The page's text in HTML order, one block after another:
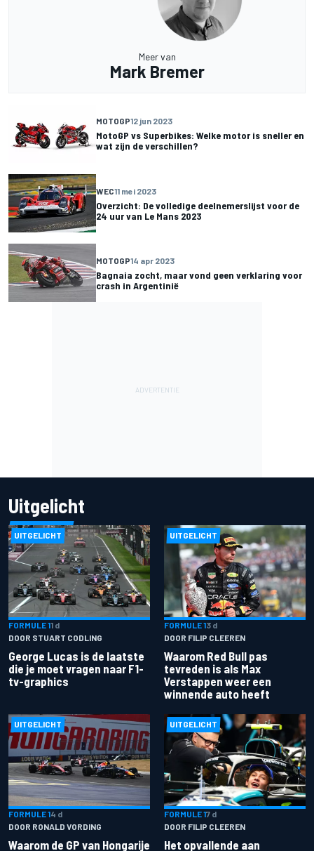
Meer van
Mark Bremer
MOTOGP12 jun 2023
MotoGP vs Superbikes: Welke motor is sneller en
wat zijn de verschillen?
WEC11 mei 2023
Overzicht: De volledige deelnemerslijst voor de
24 uur van Le Mans 2023
MOTOGP14 apr 2023
Bagnaia zocht, maar vond geen verklaring voor
crash in Argentinië
Uitgelicht
UITGELICHT
FORMULE 11 d
DOOR STUART CODLING
George Lucas is de laatste
die je moet vragen naar F1-
tv-graphics
UITGELICHT
FORMULE 13 d
DOOR FILIP CLEEREN
Waarom Red Bull pas
tevreden is als Max
Verstappen weer een
winnende auto heeft
UITGELICHT
FORMULE 14 d
DOOR RONALD VORDING
Waarom de GP van Hongarije
UITGELICHT
FORMULE 17 d
DOOR FILIP CLEEREN
Het opvallende aan